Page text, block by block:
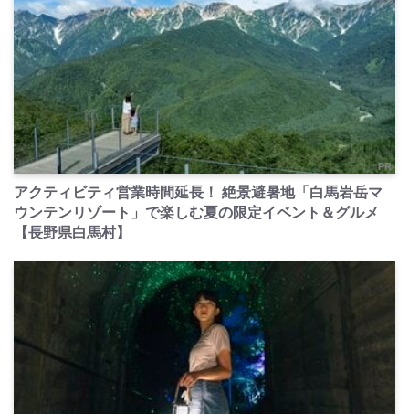
PR
アクティビティ営業時間延長！ 絶景避暑地「白馬岩岳マ
ウンテンリゾート」で楽しむ夏の限定イベント＆グルメ
【長野県白馬村】